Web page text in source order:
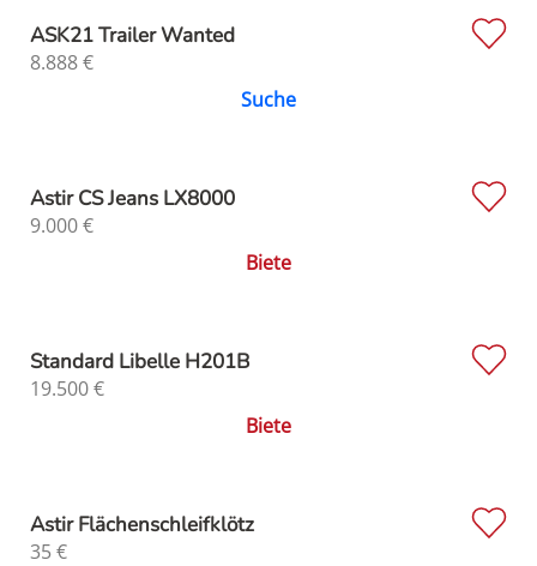
ASK21 Trailer Wanted
8.888€
Suche
Astir CS Jeans LX8000
9.000€
Biete
Standard Libelle H201B
19.500€
Biete
Astir Flächenschleifklötz
35€